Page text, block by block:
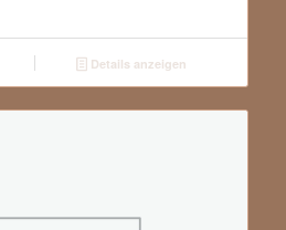
Details anzeigen